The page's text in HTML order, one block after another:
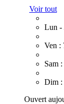
Voir tout
Lun -
Ven :
Sam
Dim :
Ouvert